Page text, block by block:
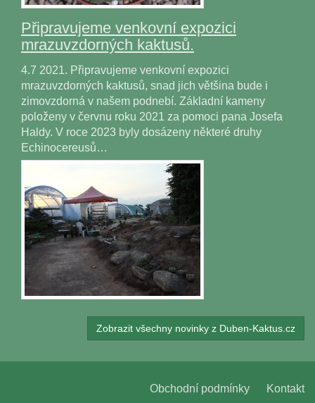
Připravujeme venkovní expozici
mrazuvzdorných kaktusů.
4.7 2021. Připravujeme venkovní expozici
mrazuvzdorných kaktusů, snad jich většina bude i
zimovzdorná v našem podnebí. Základní kameny
položeny v červnu roku 2021 za pomoci pana Josefa
Haldy. V roce 2023 byly dosázeny některé druhy
Echinocereusů…
Zobrazit všechny novinky z Duben-Kaktus.cz
Obchodní podmínky Kontakt